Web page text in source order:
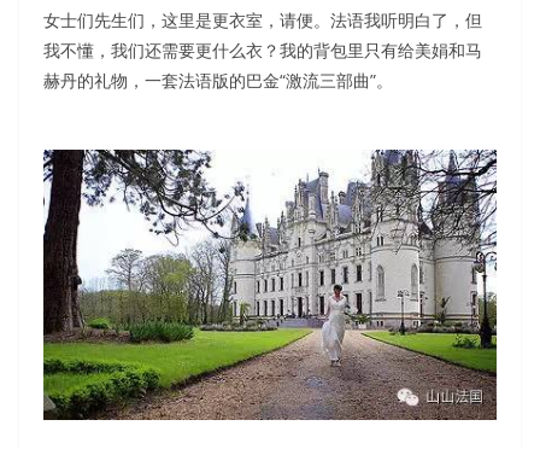
女士们先生们，这里是更衣室，请便。法语我听明白了，但
我不懂，我们还需要更什么衣？我的背包里只有给美娟和马
赫丹的礼物，一套法语版的巴金“激流三部曲”。